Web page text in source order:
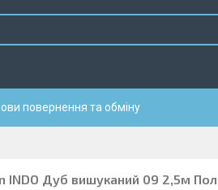
повернення та обміну
INDO Дуб вишуканий 09 2,5м